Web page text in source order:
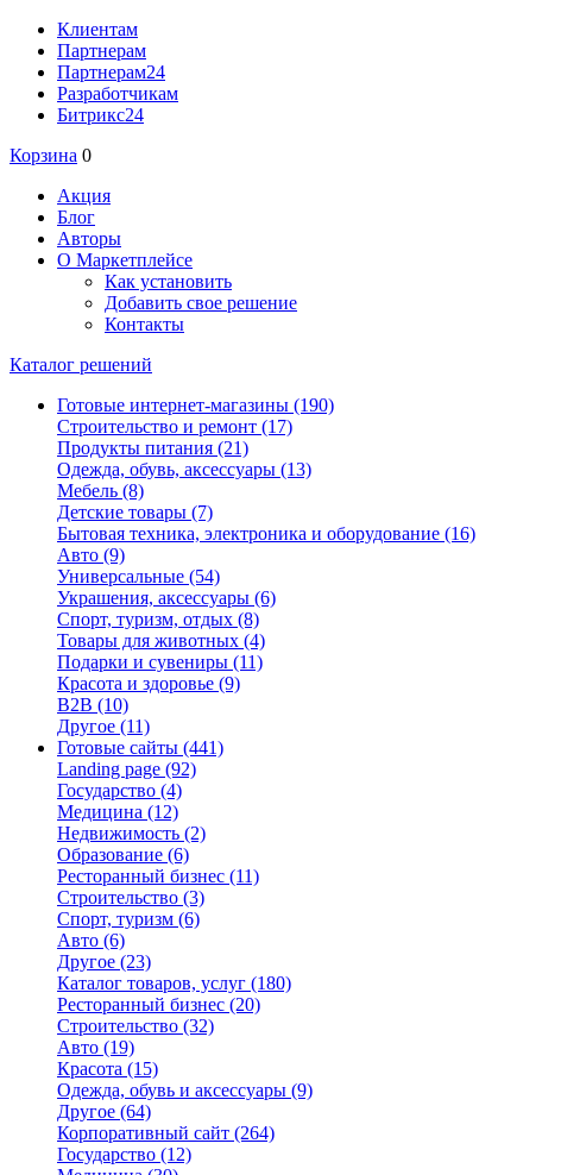
Клиентам
Партнерам
Партнерам24
Разработчикам
Битрикс24
Корзина 0
Акция
Блог
Авторы
О Маркетплейсе
Как установить
Добавить свое решение
Контакты
Каталог решений
Готовые интернет-магазины (190)
Строительство и ремонт (17)
Продукты питания (21)
Одежда, обувь, аксессуары (13)
Мебель (8)
Детские товары (7)
Бытовая техника, электроника и оборудование (16)
Авто (9)
Универсальные (54)
Украшения, аксессуары (6)
Спорт, туризм, отдых (8)
Товары для животных (4)
Подарки и сувениры (11)
Красота и здоровье (9)
B2B (10)
Другое (11)
Готовые сайты (441)
Landing page (92)
Государство (4)
Медицина (12)
Недвижимость (2)
Образование (6)
Ресторанный бизнес (11)
Строительство (3)
Спорт, туризм (6)
Авто (6)
Другое (23)
Каталог товаров, услуг (180)
Ресторанный бизнес (20)
Строительство (32)
Авто (19)
Красота (15)
Одежда, обувь и аксессуары (9)
Другое (64)
Корпоративный сайт (264)
Государство (12)